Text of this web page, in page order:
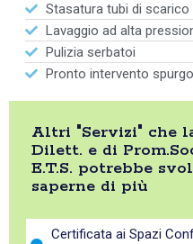
Stasatura tubi di scarico
Lavaggio ad alta
Pulizia serbatoi
Pronto intervento spurgo
Altri "Servizi" che
Dilett. e di
E.T.S. potrebbe
saperne di più
Certificata ai Spazi